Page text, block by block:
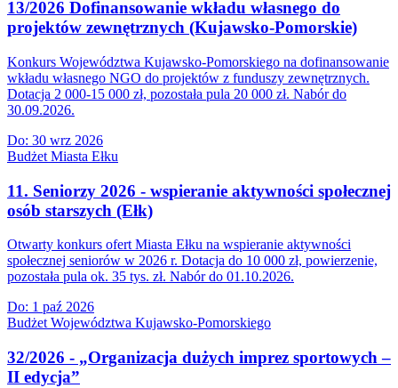
13/2026 Dofinansowanie wkładu własnego do
projektów zewnętrznych (Kujawsko-Pomorskie)
Konkurs Województwa Kujawsko-Pomorskiego na dofinansowanie
wkładu własnego NGO do projektów z funduszy zewnętrznych.
Dotacja 2 000-15 000 zł, pozostała pula 20 000 zł. Nabór do
30.09.2026.
Do: 30 wrz 2026
Budżet Miasta Ełku
11. Seniorzy 2026 - wspieranie aktywności społecznej
osób starszych (Ełk)
Otwarty konkurs ofert Miasta Ełku na wspieranie aktywności
społecznej seniorów w 2026 r. Dotacja do 10 000 zł, powierzenie,
pozostała pula ok. 35 tys. zł. Nabór do 01.10.2026.
Do: 1 paź 2026
Budżet Województwa Kujawsko-Pomorskiego
32/2026 - „Organizacja dużych imprez sportowych –
II edycja”